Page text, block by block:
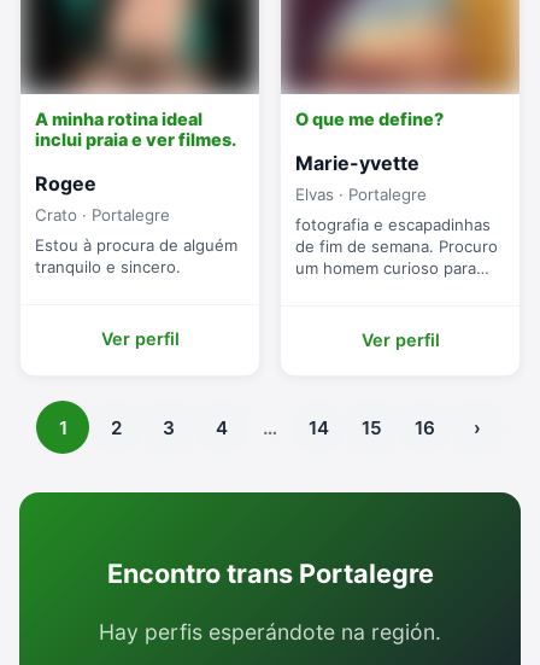
A minha rotina ideal
inclui praia e ver filmes.
Rogee
Crato · Portalegre
Estou à procura de alguém
tranquilo e sincero.
Ver perfil
O que me define?
Marie-yvette
Elvas · Portalegre
fotografia e escapadinhas
de fim de semana. Procuro
um homem curioso para
Ver perfil
1 2 3 4 … 14 15 16 ›
Encontro trans Portalegre
Hay perfis esperándote na región.